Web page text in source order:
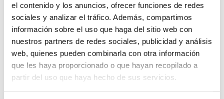
el contenido y los anuncios, ofrecer funciones de redes
sociales y analizar el tráfico. Además, compartimos
información sobre el uso que haga del sitio web con
nuestros partners de redes sociales, publicidad y análisis
web, quienes pueden combinarla con otra información
que les haya proporcionado o que hayan recopilado a
partir del uso que haya hecho de sus servicios.
Nuestro colegio ha recibido, por parte del Ministerio
de Educación y Formación Profesional, el distintivo de
calidad «Sello Vida Saludable» gracias a la labor que
desde el centro se viene realizando a la hora de
fomentar hábitos de vida activos y saludables entre
sus alumnos. Un distintivo que solo se ha concedido a
49 centros de toda España.